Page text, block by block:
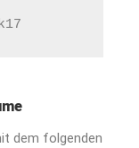
dem folgenden